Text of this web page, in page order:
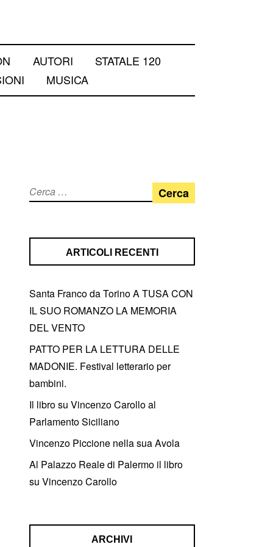
AUTORI
STATALE 120
MUSICA
Ricerca
ARTICOLI RECENTI
Santa Franco da Torino A TUSA CON
IL SUO ROMANZO LA MEMORIA
DEL VENTO
PATTO PER LA LETTURA DELLE
MADONIE. Festival letterario per
bambini.
Il libro su Vincenzo Carollo al
Parlamento Siciliano
Vincenzo Piccione nella sua Avola
Al Palazzo Reale di Palermo il libro
su Vincenzo Carollo
ARCHIVI